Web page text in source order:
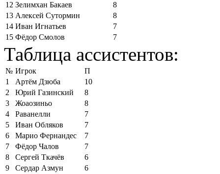
12 Зелимхан Бакаев
8
13 Алексей Сутормин
8
14 Иван Игнатьев
7
15 Фёдор Смолов 7
Таблица ассистентов:
№ Игрок
П
1
Артём Дзюба
10
2
Юрий Газинский
8
3
Жоаозиньо
8
4
Раванелли
7
5
Иван Обляков
7
6
Марио Фернандес
7
7
Фёдор Чалов
7
8
Сергей Ткачёв
6
9
Сердар Азмун
6